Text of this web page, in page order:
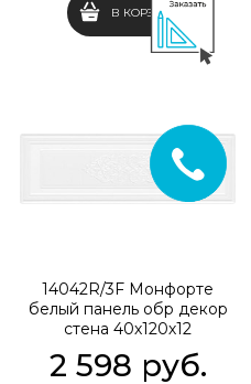
В КОРЗИНУ
14042R/3F Монфорте
белый панель обр декор
стена 40х120х12
2 598 руб.